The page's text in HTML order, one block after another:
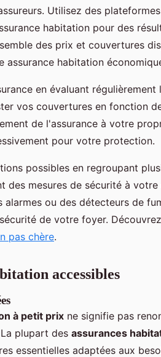
Utilisez des
habitation pour des
des prix et couvertures
assurance habitation
en évaluant
vos couvertures en fonction
de l'assurance à votre
pour votre protection.
possibles en regroupant
des mesures de sécurité à
ou des détecteurs de
de votre foyer.
pas chère.
accessibles
à petit prix ne signifie pas
plupart des assurances
essentielles adaptées aux